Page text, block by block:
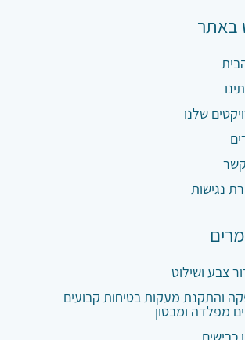
באתר
שלנו
נגישות
צבע ושילוט
והתקנת מעקות בטיחות קבועים
מפלדה ומבטון